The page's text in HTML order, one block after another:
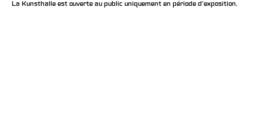
La Kunsthalle est ouverte au public uniquement en période d'exposition.